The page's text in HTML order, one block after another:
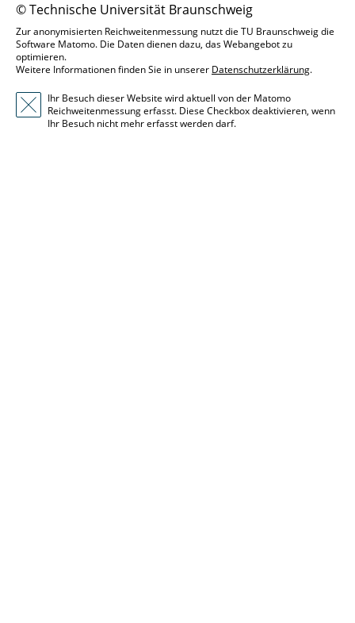
© Technische Universität Braunschweig
Zur anonymisierten Reichweitenmessung nutzt die TU Braunschweig die
Software Matomo. Die Daten dienen dazu, das Webangebot zu
optimieren.
Weitere Informationen finden Sie in unserer Datenschutzerklärung.
Ihr Besuch dieser Website wird aktuell von der Matomo
Reichweitenmessung erfasst. Diese Checkbox deaktivieren, wenn
Ihr Besuch nicht mehr erfasst werden darf.